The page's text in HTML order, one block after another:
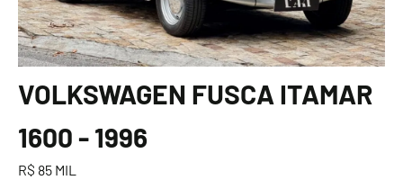
VOLKSWAGEN FUSCA ITAMAR
1600 - 1996
R$ 85 MIL